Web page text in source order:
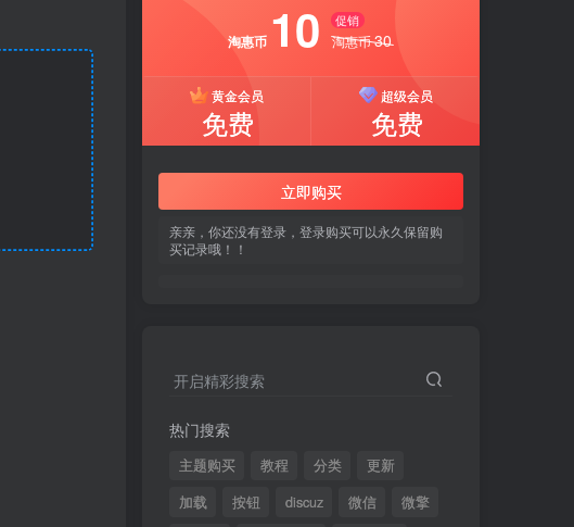
淘惠币 10 促销
淘惠币30
黄金会员
免费
超级会员
免费
立即购买
亲亲，你还没有登录，登录购买可以永久保留购
买记录哦！！
开启精彩搜索
热门搜索
主题购买 教程 分类
更新
加载
按钮 discuz 微信
微擎